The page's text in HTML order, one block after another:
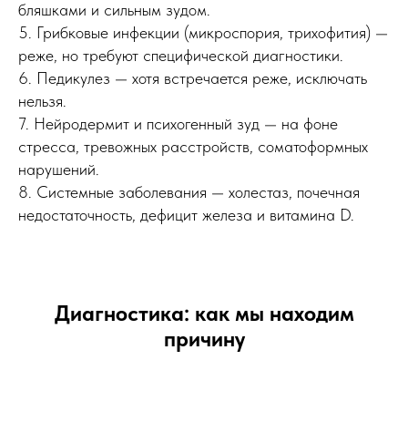
бляшками и сильным зудом.
5. Грибковые инфекции (микроспория, трихофития) —
реже, но требуют специфической диагностики.
6. Педикулез — хотя встречается реже, исключать
нельзя.
7. Нейродермит и психогенный зуд — на фоне
стресса, тревожных расстройств, соматоформных
нарушений.
8. Системные заболевания — холестаз, почечная
недостаточность, дефицит железа и витамина D.
Диагностика: как мы находим
причину